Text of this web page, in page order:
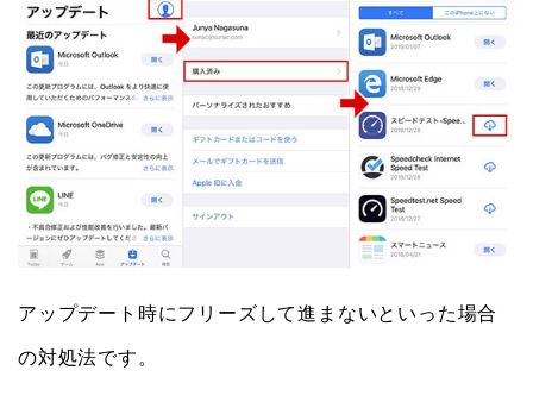
アップデート時にフリーズして進まないといった場合
の対処法です。